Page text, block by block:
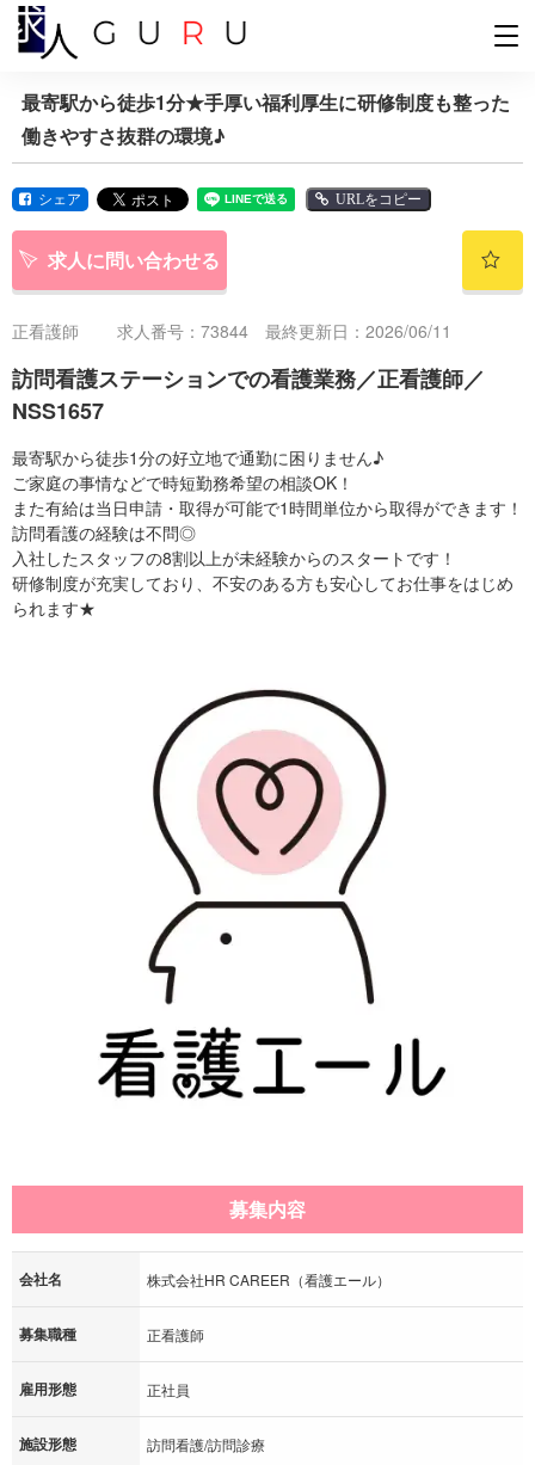
最寄駅から徒歩1分★手厚い福利厚生に研修制度も整った
働きやすさ抜群の環境♪
シェア URLをコピー
求人に問い合わせる
正看護師 求人番号：73844 最終更新日：2026/06/11
訪問看護ステーションでの看護業務／正看護師／
NSS1657
最寄駅から徒歩1分の好立地で通勤に困りません♪
ご家庭の事情などで時短勤務希望の相談OK！
また有給は当日申請・取得が可能で1時間単位から取得ができます！
訪問看護の経験は不問◎
入社したスタッフの8割以上が未経験からのスタートです！
研修制度が充実しており、不安のある方も安心してお仕事をはじめ
られます★
募集内容
会社名 株式会社HR CAREER（看護エール）
募集職種 正看護師
雇用形態 正社員
施設形態 訪問看護/訪問診療